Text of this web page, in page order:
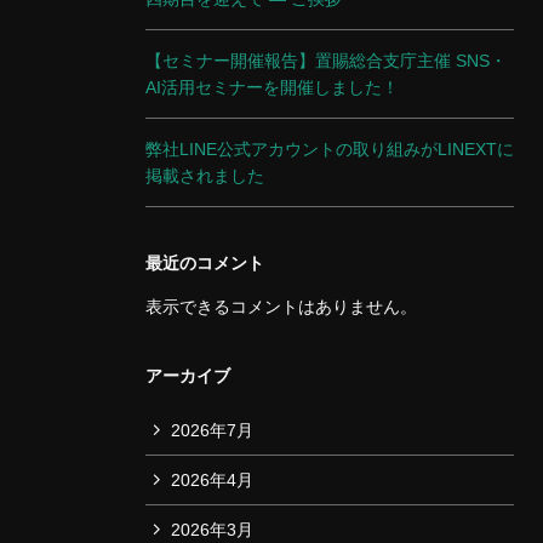
【セミナー開催報告】置賜総合支庁主催 SNS・
AI活用セミナーを開催しました！
弊社LINE公式アカウントの取り組みがLINEXTに
掲載されました
最近のコメント
表示できるコメントはありません。
アーカイブ
2026年7月
2026年4月
2026年3月